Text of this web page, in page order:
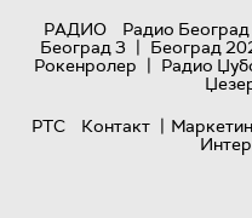
РАДИО
Радио Београд
Београд 3 | Београд
Рокенролер | Радио
РТС
Контакт |